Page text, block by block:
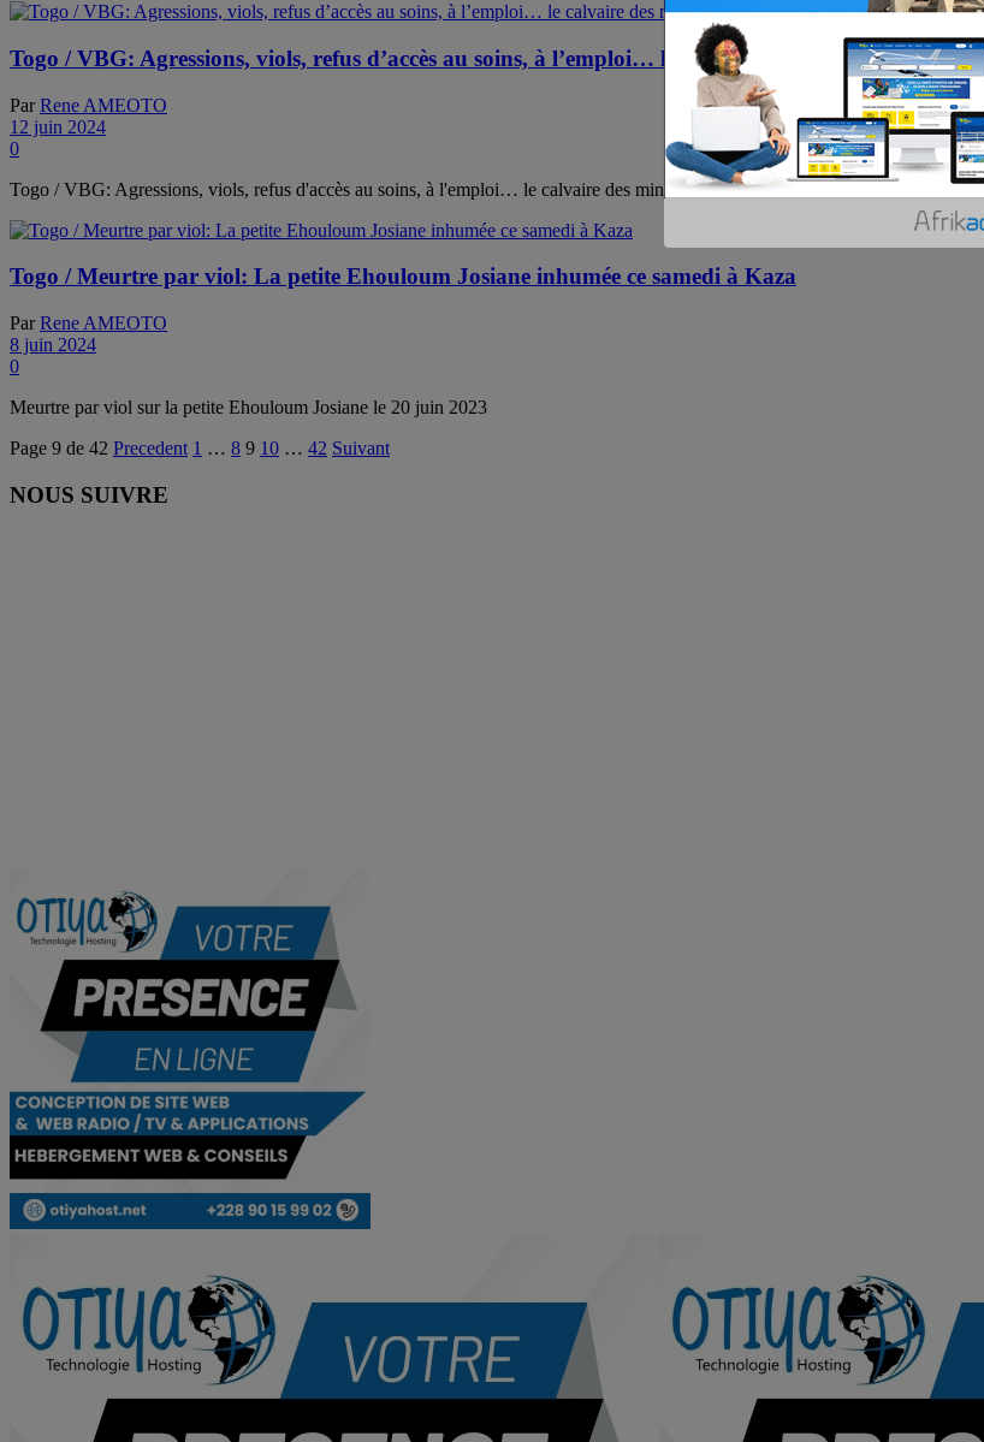
Togo / VBG: Agressions, viols, refus d’accès au soins, à l’emploi… le calvaire des minorités sexuelles
Par Rene AMEOTO
12 juin 2024
0
Togo / VBG: Agressions, viols, refus d'accès au soins, à l'emploi… le calvaire des minorités sexuelles
Togo / Meurtre par viol: La petite Ehouloum Josiane inhumée ce samedi à Kaza
Par Rene AMEOTO
8 juin 2024
0
Meurtre par viol sur la petite Ehouloum Josiane le 20 juin 2023
Page 9 de 42 Precedent 1 … 8 9 10 … 42 Suivant
NOUS SUIVRE